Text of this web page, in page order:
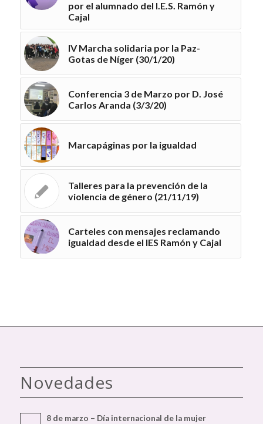
por el alumnado del I.E.S. Ramón y
Cajal
IV Marcha solidaria por la Paz-
Gotas de Níger (30/1/20)
Conferencia 3 de Marzo por D. José
Carlos Aranda (3/3/20)
Marcapáginas por la igualdad
Talleres para la prevención de la
violencia de género (21/11/19)
Carteles con mensajes reclamando
igualdad desde el IES Ramón y Cajal
Novedades
8 de marzo – Día internacional de la mujer